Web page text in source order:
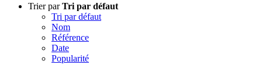
Trier parTri par défaut
Tri par défaut
Nom
Référence
Date
Popularité